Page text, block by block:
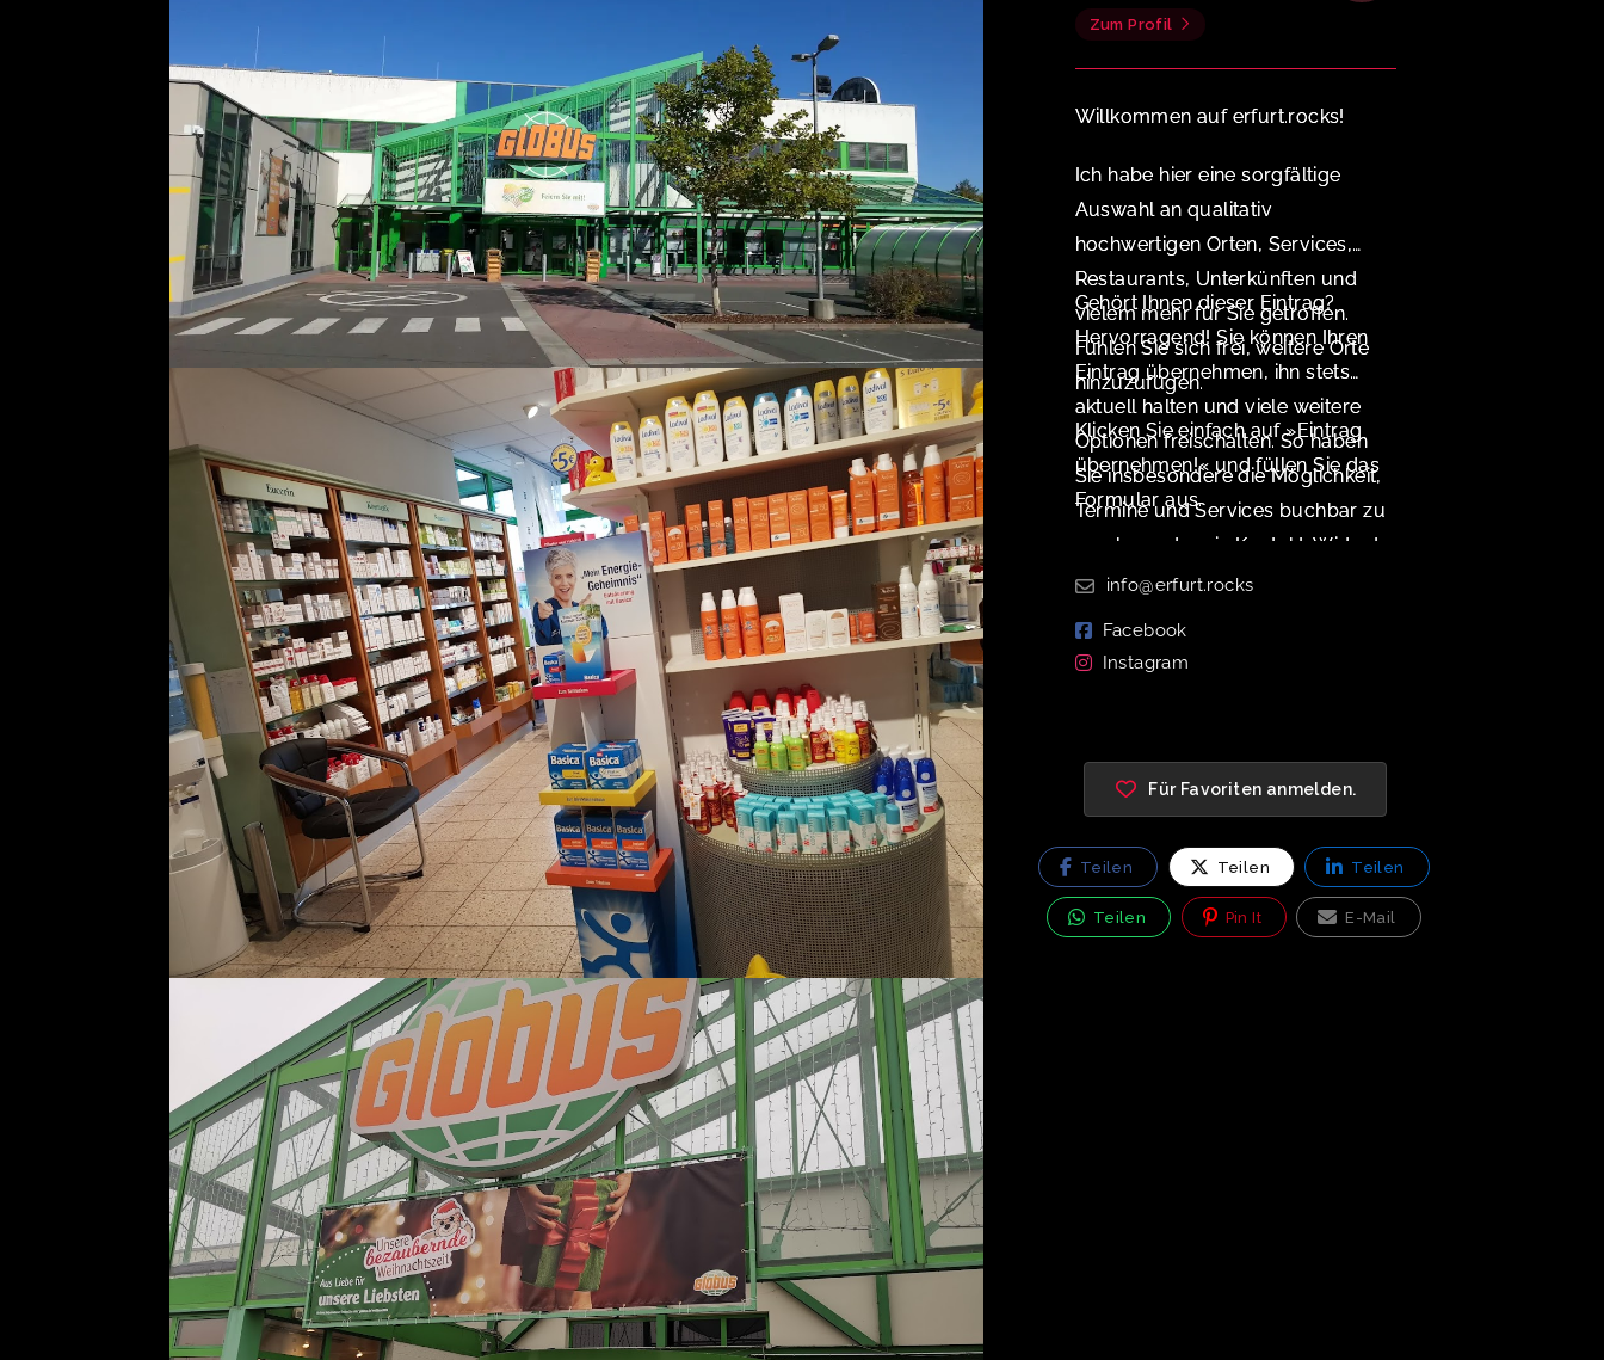
Zum Profil
Willkommen auf erfurt.rocks!
Ich habe hier eine sorgfältige
Auswahl an qualitativ
hochwertigen Orten, Services,
Restaurants, Unterkünften und
vielem mehr für Sie getroffen.
Fühlen Sie sich frei, weitere Orte
hinzuzufügen.
Gehört Ihnen dieser Eintrag?
Hervorragend! Sie können Ihren
Eintrag übernehmen, ihn stets
aktuell halten und viele weitere
Optionen freischalten. So haben
Sie insbesondere die Möglichkeit,
Termine und Services buchbar zu
machen oder ein Kontakt-Widget
zu aktivieren.
Klicken Sie einfach auf »Eintrag
übernehmen!« und füllen Sie das
Formular aus.
info@erfurt.rocks
Facebook
Instagram
Für Favoriten anmelden.
Teilen Teilen Teilen
Teilen Pin It E-Mail